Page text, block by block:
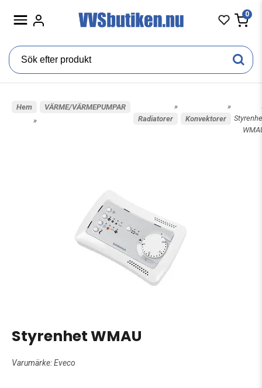
0
Hem
»
VÄRME/VÄRMEPUMPAR
»
Radiatorer
»
Konvektorer
Styrenhet WMAU
Varumärke:Eveco